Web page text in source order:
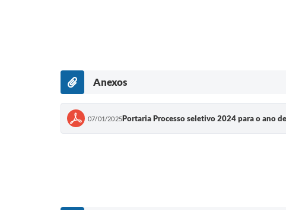
Anexos
07/01/2025Portaria Processo seletivo 2024 para o ano